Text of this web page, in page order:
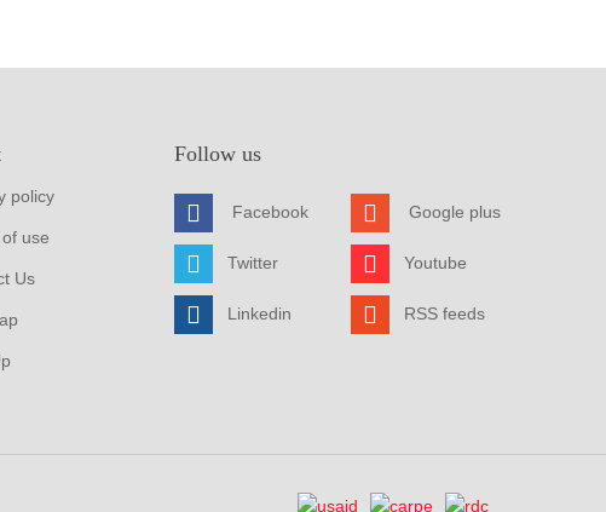
policy
use
Us
Follow us
Facebook
Twitter
Linkedin
Google plus
Youtube
RSS feeds